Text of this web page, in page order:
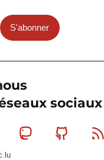
S'abonner
sociaux
Linkedin MastodonGithub